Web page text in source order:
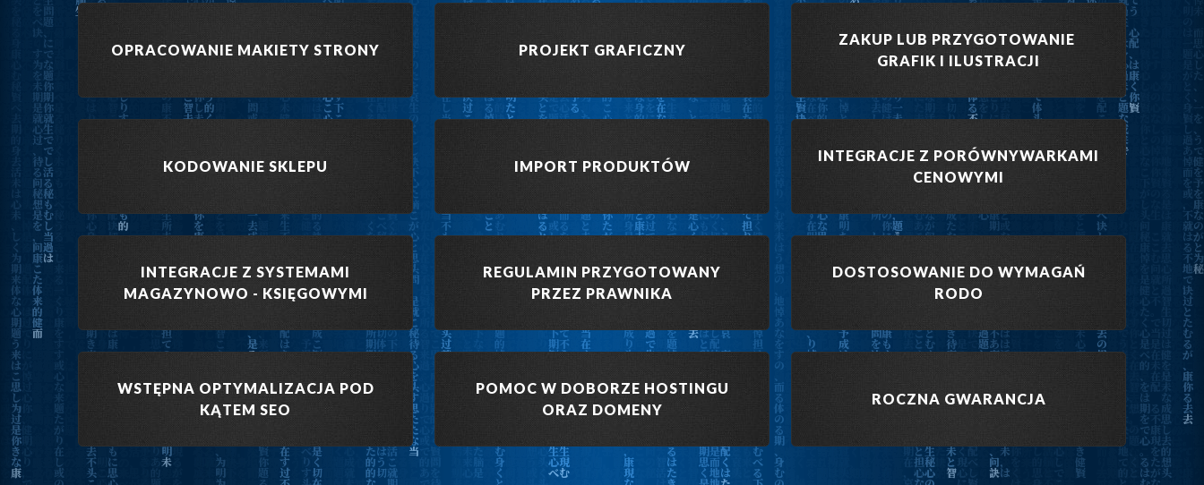
OPRACOWANIE MAKIETY STRONY PROJEKT GRAFICZNY
ZAKUP LUB PRZYGOTOWANIE
GRAFIK I ILUSTRACJI
KODOWANIE SKLEPU IMPORT PRODUKTÓW
INTEGRACJE Z PORÓWNYWARKAMI
CENOWYMI
INTEGRACJE Z SYSTEMAMI
MAGAZYNOWO - KSIĘGOWYMI
REGULAMIN PRZYGOTOWANY
PRZEZ PRAWNIKA
DOSTOSOWANIE DO WYMAGAŃ
RODO
WSTĘPNA OPTYMALIZACJA POD
KĄTEM SEO
POMOC W DOBORZE HOSTINGU
ORAZ DOMENY
ROCZNA GWARANCJA